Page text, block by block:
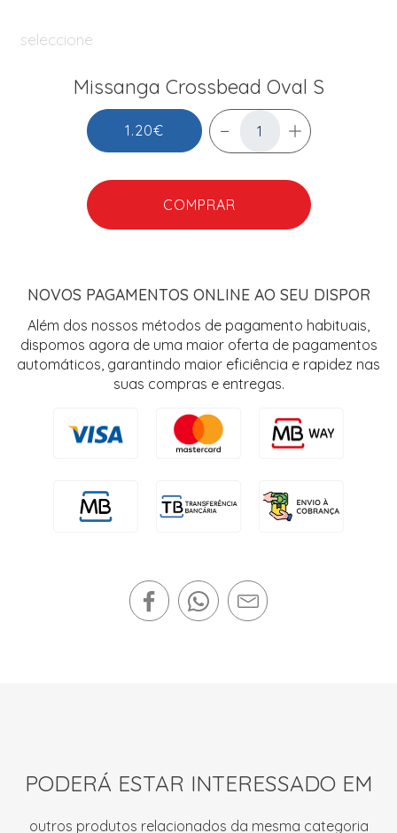
seleccione
Missanga Crossbead Oval S
1.20€
COMPRAR
NOVOS PAGAMENTOS ONLINE AO SEU DISPOR
Além dos nossos métodos de pagamento habituais,
dispomos agora de uma maior oferta de pagamentos
automáticos, garantindo maior eficiência e rapidez nas
suas compras e entregas.
PODERÁ ESTAR INTERESSADO EM
outros produtos relacionados da mesma categoria